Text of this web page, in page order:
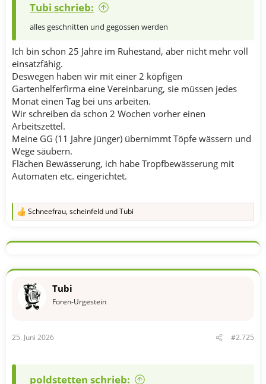
Tubi schrieb:
alles geschnitten und gegossen werden
Ich bin schon 25 Jahre im Ruhestand, aber nicht mehr voll
einsatzfähig.
Deswegen haben wir mit einer 2 köpfigen
Gartenhelferfirma eine Vereinbarung, sie müssen jedes
Monat einen Tag bei uns arbeiten.
Wir schreiben da schon 2 Wochen vorher einen
Arbeitszettel.
Meine GG (11 Jahre jünger) übernimmt Töpfe wässern und
Wege säubern.
Flächen Bewässerung, ich habe Tropfbewässerung mit
Automaten etc. eingerichtet.
R
k
o
Schneefrau, scheinfeld undTubi
Tubi
Foren-Urgestein
25. Juni 2026 #2.725
poldstetten schrieb: